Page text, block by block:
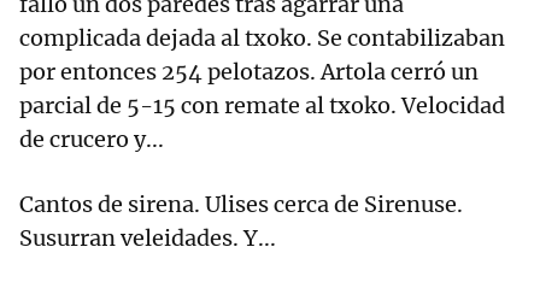
complicada dejada al txoko. Se contabilizaban
por entonces 254 pelotazos. Artola cerró un
parcial de 5-15 con remate al txoko. Velocidad
de crucero y...
Cantos de sirena. Ulises cerca de Sirenuse.
Susurran veleidades. Y...